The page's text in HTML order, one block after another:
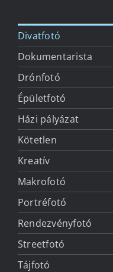
Kapcsolat
Divatfotó
Dokumentarista
Drónfotó
Épületfotó
Házi pályázat
Kötetlen
Kreatív
Makrofotó
Portréfotó
Rendezvényfotó
Streetfotó
Tájfotó